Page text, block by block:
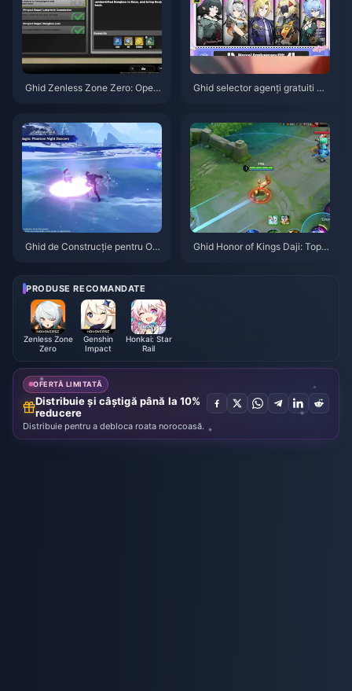
Ghid Zenless Zone Zero: Opera
Ghid selector agenți gratuiti ZZ
Ghid de Construcție pentru Od
Ghid Honor of Kings Daji: Top 1
PRODUSE RECOMANDATE
Zenless Zone
Zero
Genshin
Impact
Honkai: Star
Rail
OFERTĂ LIMITATĂ
Distribuie și câștigă până la 10%
reducere
Distribuie pentru a debloca roata norocoasă.